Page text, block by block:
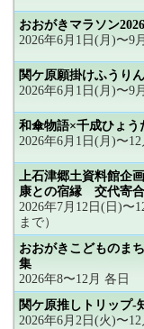
おおがきマラソン
2026年6月1日(月)〜
関ケ原願掛けふうり
2026年6月1日(月)〜9
和傘物語×千成ひょう
2026年6月1日(月)〜
上石津郷土資料館企
康との宿縁 交代寄合
2026年7月12日(日)〜
まで）
おおがきこどものま
集
2026年8〜12月 各日
関ケ原推しトリップ-
2026年6月2日(火)〜